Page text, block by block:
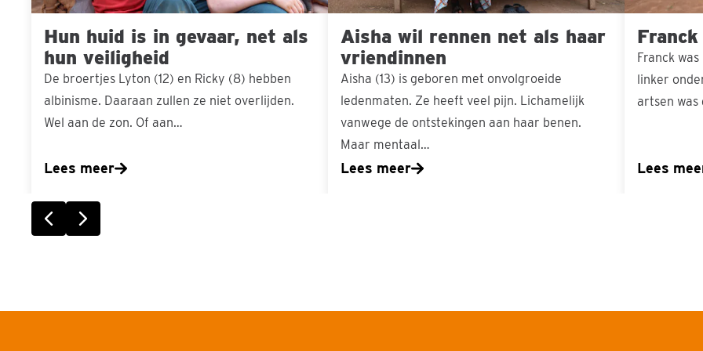
Hun huid is in gevaar, net als
hun veiligheid
De broertjes Lyton (12) en Ricky (8) hebben
albinisme. Daaraan zullen ze niet overlijden.
Wel aan de zon. Of aan…
Lees meer
hun
veiligheid
Aisha wil rennen net als haar
vriendinnen
Aisha (13) is geboren met onvolgroeide
ledenmaten. Ze heeft veel pijn. Lichamelijk
vanwege de ontstekingen aan haar benen.
Maar mentaal…
Lees meer
Franck
linker
artsen
Lees
Vorige slideVolgende slide